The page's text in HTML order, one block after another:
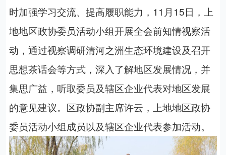
时加强学习交流、提高履职能力， 11 月 15日，上
地地区政协委员活动小组开展全会前知情视察活
动，通过视察调研清河之洲生态环境建设及召开
思想茶话会等方式，深入了解地区发展情况，并
集思广益，听取委员及辖区企业代表对地区发展
的意见建议。区政协副主席许云，上地地区政协
委员活动小组成员以及辖区企业代表参加活动。